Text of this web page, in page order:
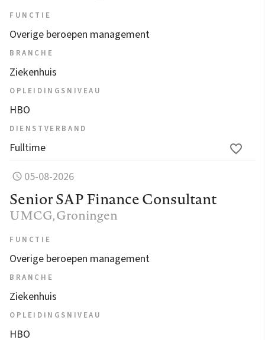
FUNCTIE
Overige beroepen management
BRANCHE
Ziekenhuis
OPLEIDINGSNIVEAU
HBO
DIENSTVERBAND
Fulltime
05-08-2026
Senior SAP Finance Consultant
UMCG, Groningen
FUNCTIE
Overige beroepen management
BRANCHE
Ziekenhuis
OPLEIDINGSNIVEAU
HBO